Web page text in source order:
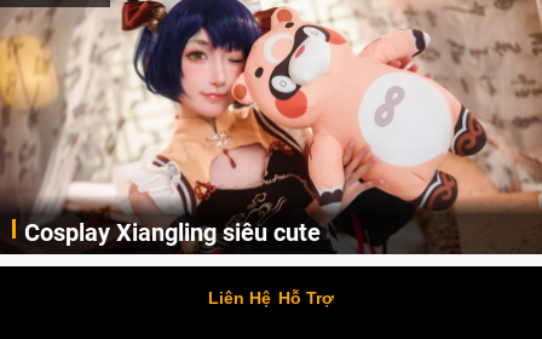
Cosplay Xiangling siêu cute
Cùng thưởng thức những hình ảnh cosplay Xiangling trong Genshin Impact siêu dễ thương của người dùng Weibo "阿包也是兔娘"
Liên Hệ Hỗ Trợ